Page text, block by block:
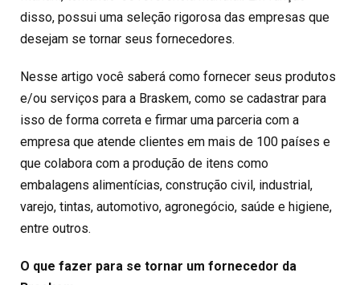
disso, possui uma seleção rigorosa das empresas que
desejam se tornar seus fornecedores.
Nesse artigo você saberá como fornecer seus produtos
e/ou serviços para a Braskem, como se cadastrar para
isso de forma correta e firmar uma parceria com a
empresa que atende clientes em mais de 100 países e
que colabora com a produção de itens como
embalagens alimentícias, construção civil, industrial,
varejo, tintas, automotivo, agronegócio, saúde e higiene,
entre outros.
O que fazer para se tornar um fornecedor da